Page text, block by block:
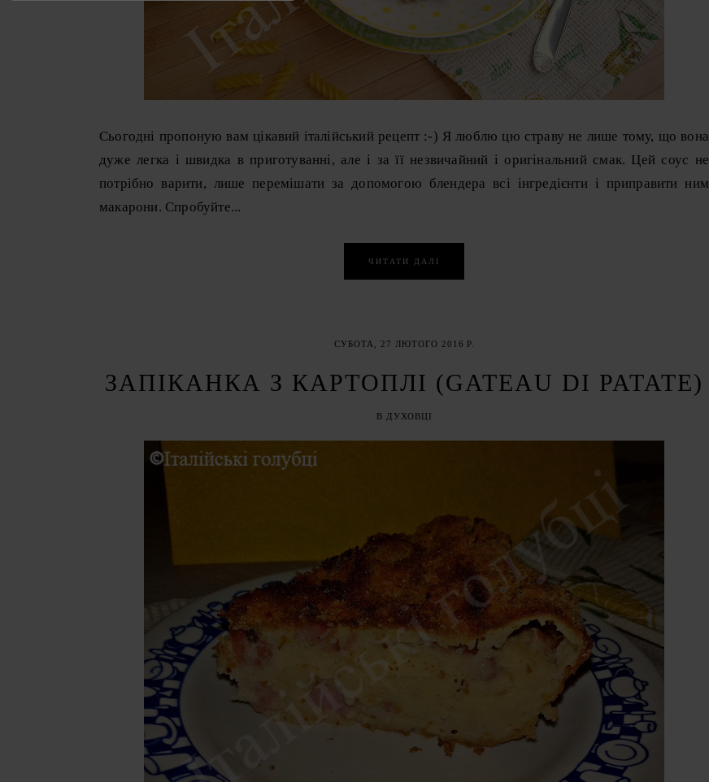
Сьогодні пропоную вам цікавий італійський рецепт :-) Я люблю цю страву не лише тому, що вона
дуже легка і швидка в приготуванні, але і за її незвичайний і оригінальний смак. Цей соус не
потрібно варити, лише перемішати за допомогою блендера всі інгредієнти і приправити ним
макарони. Спробуйте...
ЧИТАТИ ДАЛІ
СУБОТА, 27 ЛЮТОГО 2016 Р.
ЗАПІКАНКА З КАРТОПЛІ (GATEAU DI PATATE)
В ДУХОВЦІ